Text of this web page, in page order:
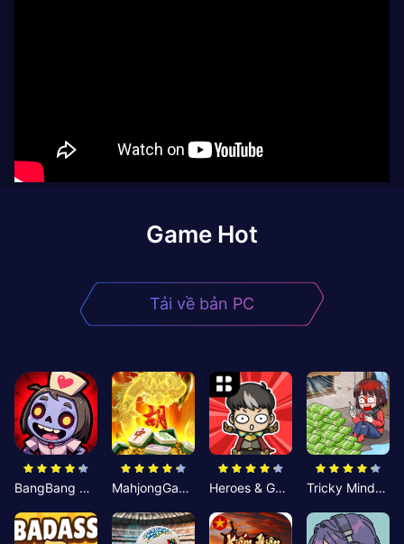
Game Hot
Tải về bản PC
BangBang Zombies:Chiến Shelter MahjongGame Heroes & Gear? Yoink! Tricky Minds: Brainy Puzzle